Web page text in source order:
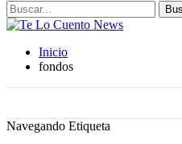
Inicio
fondos
Navegando Etiqueta